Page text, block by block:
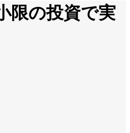
の投資で実